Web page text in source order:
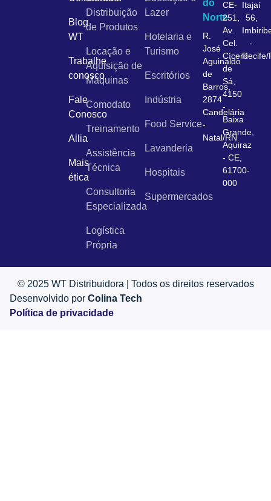
Blog
WT
Trabalhe
conosco
Fale
Conosco
Allia
Mais
ética
Distribuição
de Produtos
Locação e
Aquisição de
Máquinas
Comodato
Treinamento
Assistência
Técnica
Consultoria
Especializada
Logística
Própria
Lazer
Hotelaria e
Turismo
Escritórios
Indústria
Food Service
Lavanderia
Hospitais
Supermercados
do
Norte
R.
José
Aguinaldo
de
Barros,
2874
Candelária
-
Natal/RN
CE-
251,
Av.
Cel.
Cícero
de
Sá,
4150
-
Baixa
Grande,
Aquiraz
- CE,
61700-
000
Itajaí
56,
-
Recife/
© 2025 WT Distribuidora | Todos os direitos reservados
Desenvolvido por Colina Tech
Política de privacidade